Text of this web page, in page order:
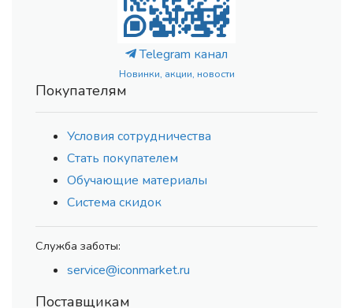
Telegram канал
Новинки, акции, новости
Покупателям
Условия сотрудничества
Стать покупателем
Обучающие материалы
Система скидок
Служба заботы:
service@iconmarket.ru
Поставщикам